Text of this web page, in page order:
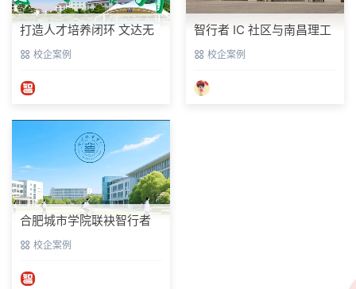
打造人才培养闭环 文达无
人机学院与智行者 IC 社区
校企案例
智行者 IC 社区与南昌理工
学院电子信息工程学院达
科技人才培养新生态
校企案例
合肥城市学院联袂智行者
IC社区共建产教融合新高
校企案例